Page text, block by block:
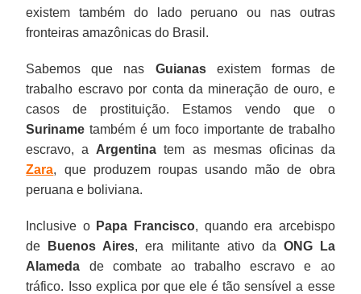
existem também do lado peruano ou nas outras
fronteiras amazônicas do Brasil.
Sabemos que nas Guianasexistem formas de
trabalho escravo por conta da mineração de ouro, e
casos de prostituição. Estamos vendo que o
Suriname também é um foco importante de trabalho
escravo, a Argentina tem as mesmas oficinas da
Zara, que produzem roupas usando mão de obra
peruana e boliviana.
Inclusive o Papa Francisco, quando era arcebispo
de
Buenos Aires, era militante ativo da ONG La
Alameda de combate ao trabalho escravo e ao
tráfico. Isso explica por que ele é tão sensível a esse